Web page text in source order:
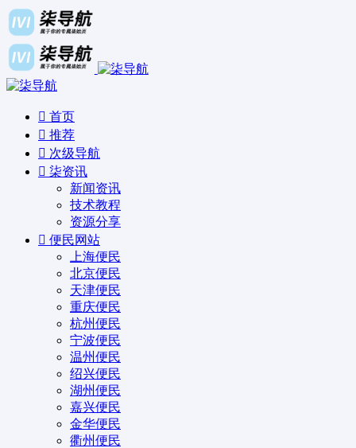
首页
推荐
次级导航
柒资讯
新闻资讯
技术教程
资源分享
便民网站
上海便民
北京便民
天津便民
重庆便民
杭州便民
宁波便民
温州便民
绍兴便民
湖州便民
嘉兴便民
金华便民
衢州便民